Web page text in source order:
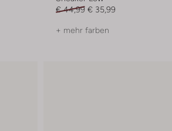
€ 44,99 € 35,99
+ mehr farben